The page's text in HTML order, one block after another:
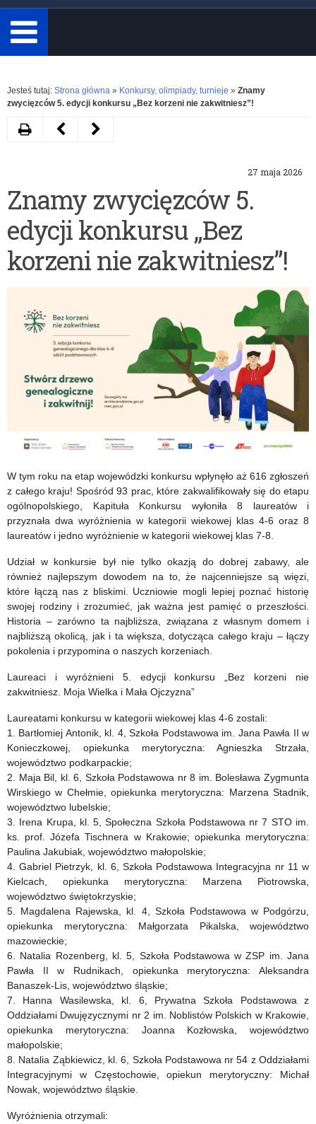
minimum
3
znaki.
Rozwiń
Jesteś tutaj: Strona główna » Konkursy, olimpiady, turnieje » Znamy
zwycięzców 5. edycji konkursu „Bez korzeni nie zakwitniesz”!
27 maja 2026
Znamy zwycięzców 5.
edycji konkursu „Bez
korzeni nie zakwitniesz”!
W tym roku na etap wojewódzki konkursu wpłynęło aż 616 zgłoszeń
z całego kraju! Spośród 93 prac, które zakwalifikowały się do etapu
ogólnopolskiego, Kapituła Konkursu wyłoniła 8 laureatów i
przyznała dwa wyróżnienia w kategorii wiekowej klas 4-6 oraz 8
laureatów i jedno wyróżnienie w kategorii wiekowej klas 7-8.
Udział w konkursie był nie tylko okazją do dobrej zabawy, ale
również najlepszym dowodem na to, że najcenniejsze są więzi,
które łączą nas z bliskimi. Uczniowie mogli lepiej poznać historię
swojej rodziny i zrozumieć, jak ważna jest pamięć o przeszłości.
Historia – zarówno ta najbliższa, związana z własnym domem i
najbliższą okolicą, jak i ta większa, dotycząca całego kraju – łączy
pokolenia i przypomina o naszych korzeniach.
Laureaci i wyróżnieni 5. edycji konkursu „Bez korzeni nie
zakwitniesz. Moja Wielka i Mała Ojczyzna”
Laureatami konkursu w kategorii wiekowej klas 4-6 zostali:
1. Bartłomiej Antonik, kl. 4, Szkoła Podstawowa im. Jana Pawła II w
Konieczkowej, opiekunka merytoryczna: Agnieszka Strzała,
województwo podkarpackie;
2. Maja Bil, kl. 6, Szkoła Podstawowa nr 8 im. Bolesława Zygmunta
Wirskiego w Chełmie, opiekunka merytoryczna: Marzena Stadnik,
województwo lubelskie;
3. Irena Krupa, kl. 5, Społeczna Szkoła Podstawowa nr 7 STO im.
ks. prof. Józefa Tischnera w Krakowie; opiekunka merytoryczna:
Paulina Jakubiak, województwo małopolskie;
4. Gabriel Pietrzyk, kl. 6, Szkoła Podstawowa Integracyjna nr 11 w
Kielcach, opiekunka merytoryczna: Marzena Piotrowska,
województwo świętokrzyskie;
5. Magdalena Rajewska, kl. 4, Szkoła Podstawowa w Podgórzu,
opiekunka merytoryczna: Małgorzata Pikalska, województwo
mazowieckie;
6. Natalia Rozenberg, kl. 5, Szkoła Podstawowa w ZSP im. Jana
Pawła II w Rudnikach, opiekunka merytoryczna: Aleksandra
Banaszek-Lis, województwo śląskie;
7. Hanna Wasilewska, kl. 6, Prywatna Szkoła Podstawowa z
Oddziałami Dwujęzycznymi nr 2 im. Noblistów Polskich w Krakowie,
opiekunka merytoryczna: Joanna Kozłowska, województwo
małopolskie;
8. Natalia Ząbkiewicz, kl. 6, Szkoła Podstawowa nr 54 z Oddziałami
Integracyjnymi w Częstochowie, opiekun merytoryczny: Michał
Nowak, województwo śląskie.
Wyróżnienia otrzymali:
DrukujNastępny
do
udziału
V
Biegu
Fair
PKOl
2026
Poprzedni
edukacyjny
„Złap
energię
odnawialną”